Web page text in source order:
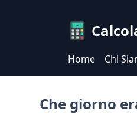
Home Chi
Che giorno